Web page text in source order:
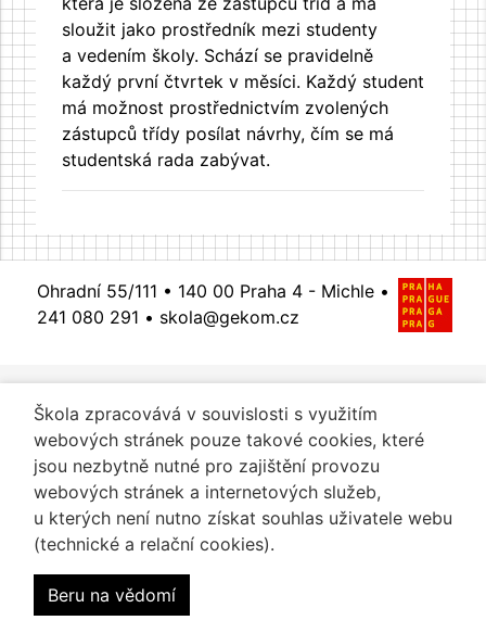
sloužit jako prostředník mezi studenty
a vedením školy. Schází se pravidelně
každý první čtvrtek v měsíci. Každý student
má možnost prostřednictvím zvolených
zástupců třídy posílat návrhy, čím se má
studentská rada zabývat.
Škola zpracovává v souvislosti s využitím
webových stránek pouze takové cookies, které
jsou nezbytně nutné pro zajištění provozu
webových stránek a internetových služeb,
u kterých není nutno získat souhlas uživatele webu
(technické a relační cookies).
Beru na vědomí
Ohradní 55/111 • 140 00 Praha 4 - Michle•
241 080 291 • skola@gekom.cz